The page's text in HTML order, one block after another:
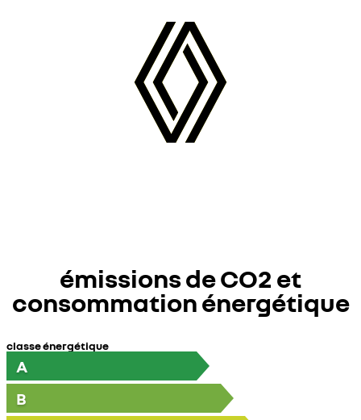
émissions de CO2 et
consommation énergétique
classe énergétique
A
B